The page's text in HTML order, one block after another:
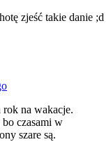
zjeść takie danie ;d
na wakacje.
czasami w
szare są.